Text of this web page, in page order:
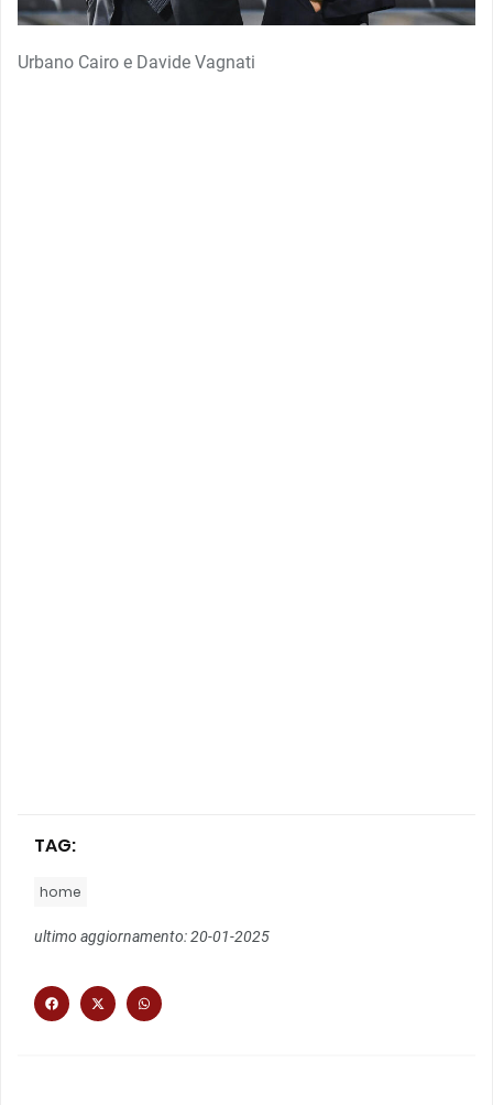
Urbano Cairo e Davide Vagnati
TAG:
home
ultimo aggiornamento: 20-01-2025